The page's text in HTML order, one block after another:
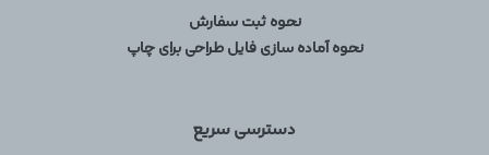
نحوه ثبت سفارش
نحوه آماده سازی فایل طراحی برای چاپ
دسترسی سریع